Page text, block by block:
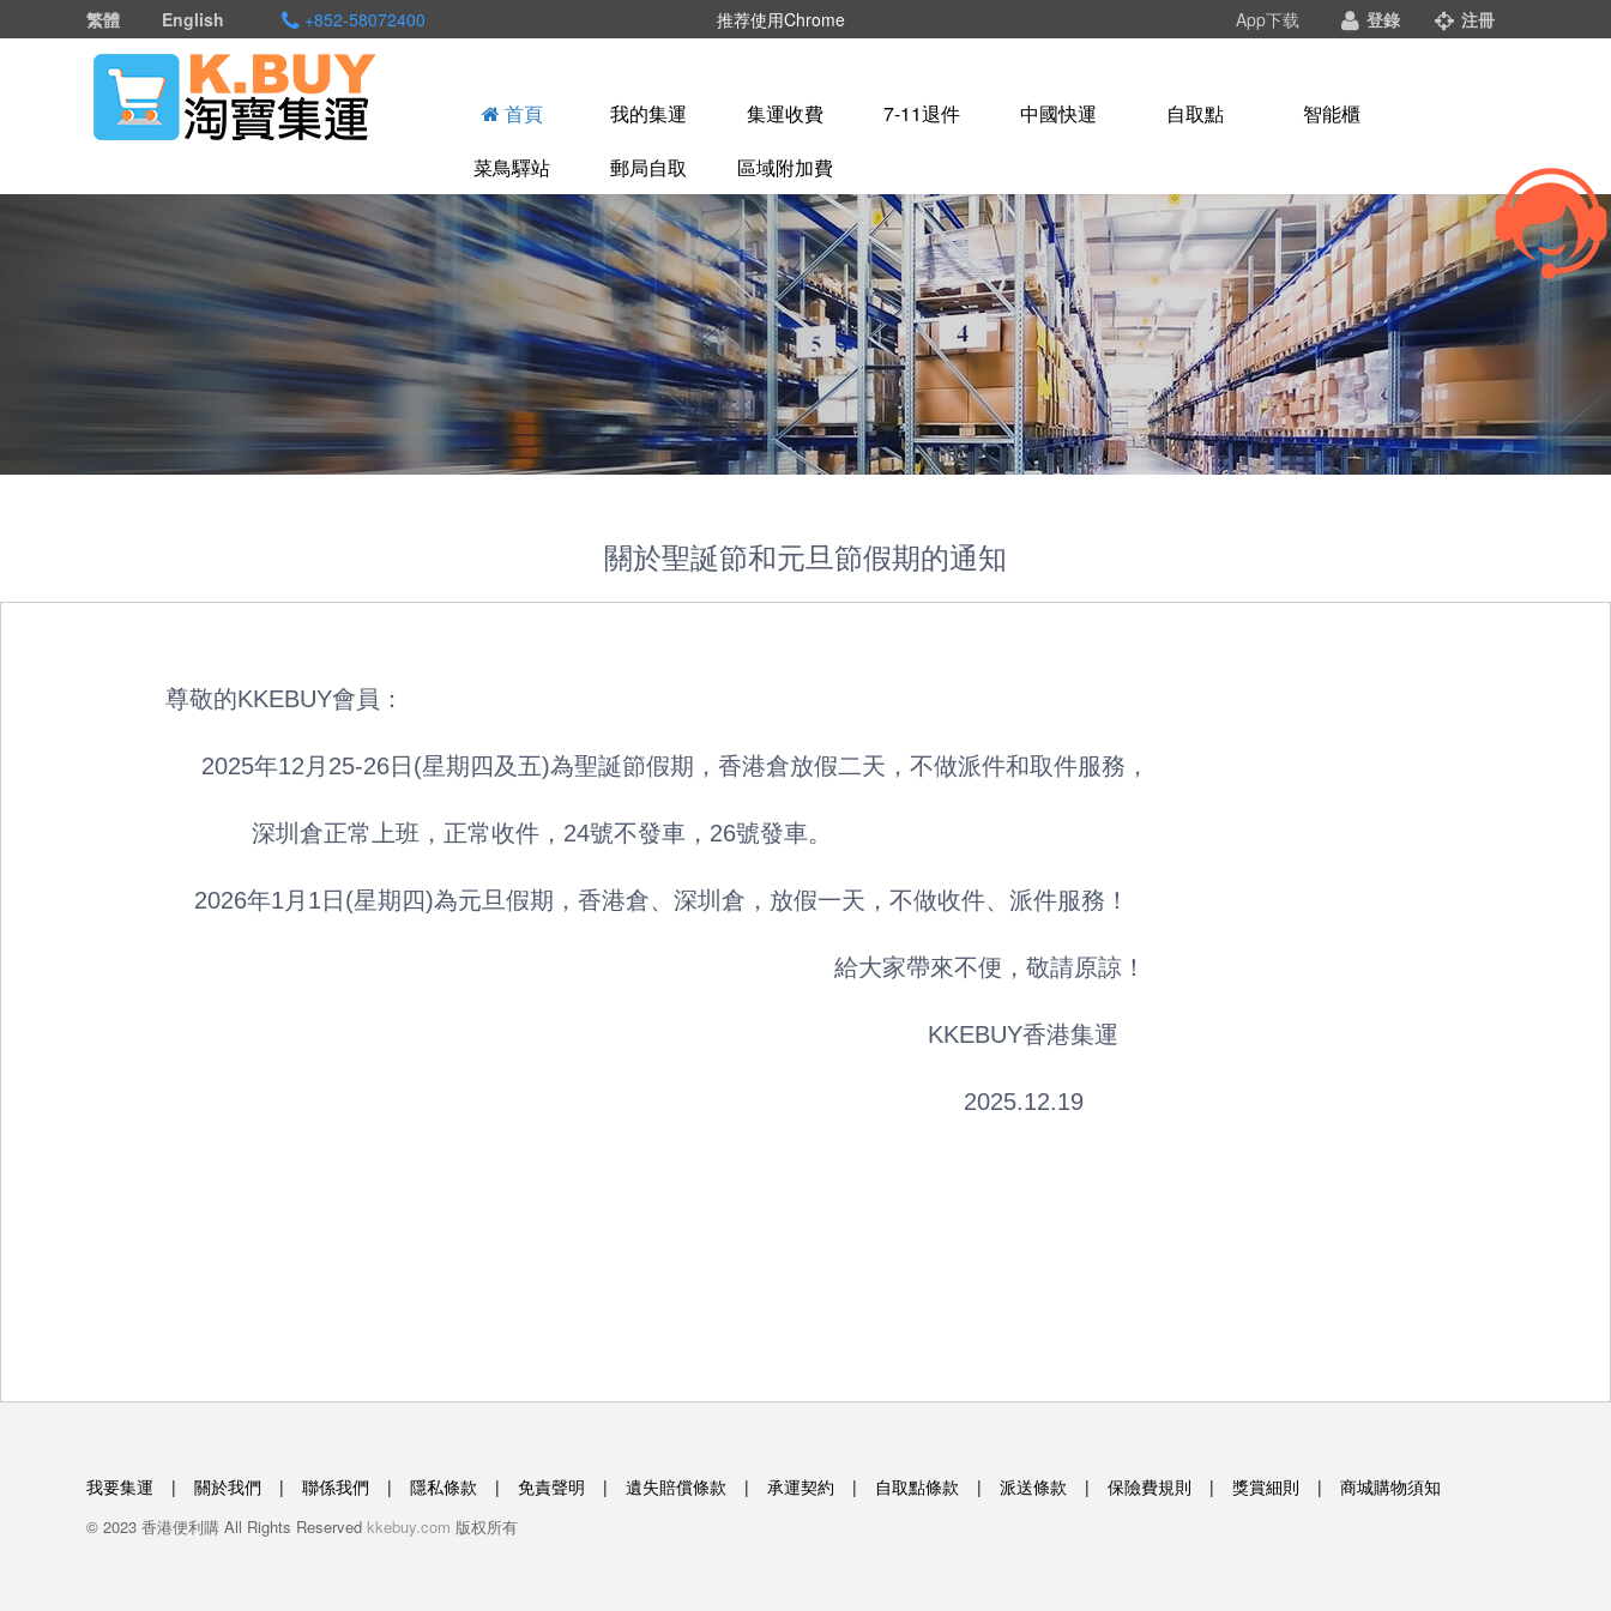
繁體 English +852-58072400 推荐使用Chrome App下载 登錄 注冊
首頁 我的集運 集運收費 7-11退件 中國快運 自取點
智能櫃
菜鳥驛站
郵局自取 區域附加費
關於聖誕節和元旦節假期的通知
尊敬的KKEBUY會員：
2025年12月25-26日(星期四及五)為聖誕節假期，香港倉放假二天，不做派件和取件服務，
深圳倉正常上班，正常收件，24號不發車，26號發車。
2026年1月1日(星期四)為元旦假期，香港倉、深圳倉，放假一天，不做收件、派件服務！
給大家帶來不便，敬請原諒！
KKEBUY香港集運
2025.12.19
我要集運 | 關於我們 | 聯係我們 | 隱私條款 | 免責聲明 | 遺失賠償條款 | 承運契約 | 自取點條款 | 派送條款 | 保險費規則 | 獎賞細則 | 商城購物須知
© 2023 香港便利購 All Rights Reserved kkebuy.com 版权所有